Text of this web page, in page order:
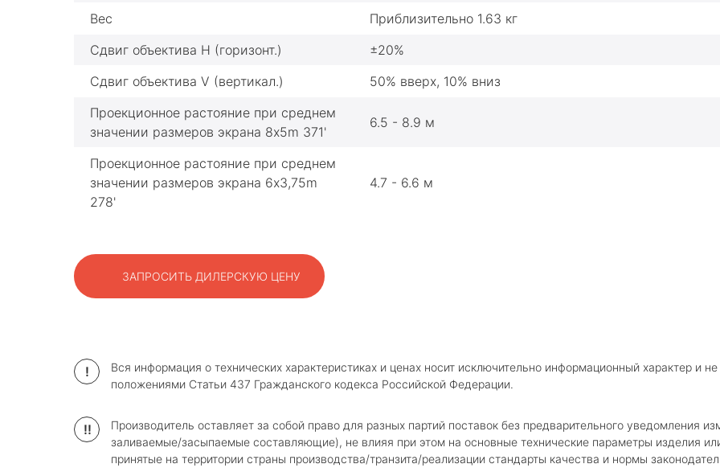
Вес
Приблизительно 1.63 кг
Сдвиг объектива H (горизонт.)
±20%
Сдвиг объектива V (вертикал.)
50% вверх, 10% вниз
Проекционное растояние при среднем
значении размеров экрана 8x5m 371'
6.5 - 8.9 м
Проекционное растояние при среднем
значении размеров экрана 6x3,75m
278'
4.7 - 6.6 м
ЗАПРОСИТЬ ДИЛЕРСКУЮ ЦЕНУ
!
Вся информация о технических характеристиках и ценах носит исключительно информационный характер и
положениями Статьи 437 Гражданского кодекса Российской Федерации.
!!
Производитель оставляет за собой право для разных партий поставок без предварительного уведомления
заливаемые/засыпаемые составляющие), не влияя при этом на основные технические параметры изделия
принятые на территории страны производства/транзита/реализации стандарты качества и нормы